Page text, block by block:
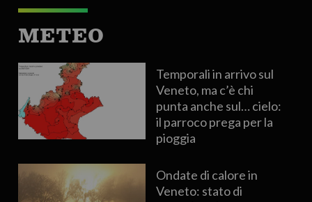
METEO
Temporali in arrivo sul
Veneto, ma c’è chi
punta anche sul… cielo:
il parroco prega per la
pioggia
Ondate di calore in
Veneto: stato di